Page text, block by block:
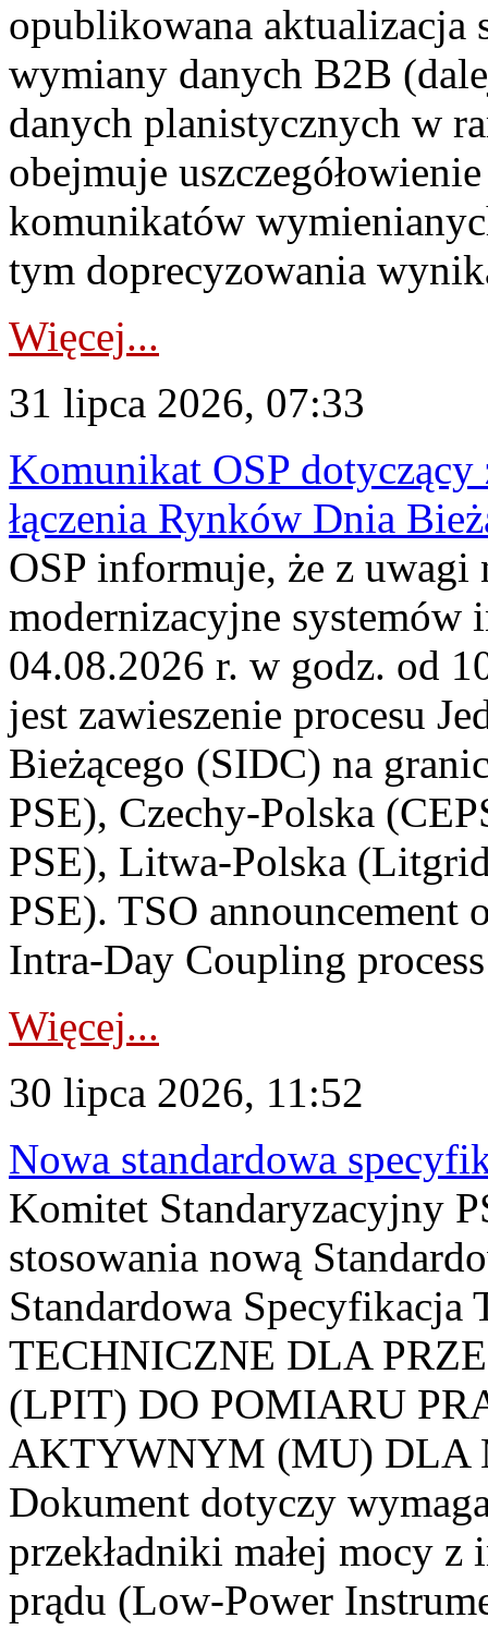
opublikowana aktualizacja
wymiany danych B2B
danych planistycznych w
obejmuje
komunikatów
tym doprecyzowania
Więcej...
31 lipca 2026, 07:33
Komunikat OSP dotyczący
łączenia Rynków Dnia
OSP informuje, że z uwagi
modernizacyjne
04.08.2026 r. w godz. od
jest zawieszenie procesu
Bieżącego (SIDC) na
PSE), Czechy-Polska
PSE), Litwa-Polska
PSE). TSO announcement
Intra-Day Coupling
Więcej...
30 lipca 2026, 11:52
Nowa standardowa
Komitet Standaryzacyjny
stosowania nową
Standardowa
TECHNICZNE DLA
(LPIT) DO POMIARU
AKTYWNYM (MU) DLA
Dokument dotyczy
przekładniki małej mocy
prądu (Low-Power